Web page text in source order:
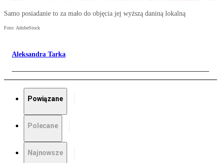
Samo posiadanie to za mało do objęcia jej wyższą daniną lokalną
Foto: AdobeStock
Aleksandra Tarka
Powiązane
Polecane
Najnowsze